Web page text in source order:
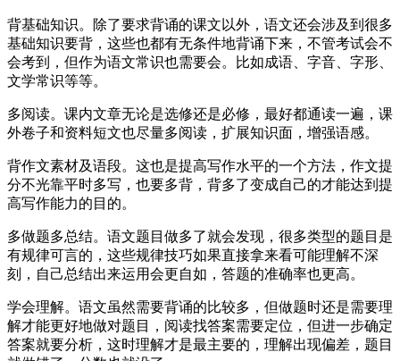
背基础知识。除了要求背诵的课文以外，语文还会涉及到很多
基础知识要背，这些也都有无条件地背诵下来，不管考试会不
会考到，但作为语文常识也需要会。比如成语、字音、字形、
文学常识等等。
多阅读。课内文章无论是选修还是必修，最好都通读一遍，课
外卷子和资料短文也尽量多阅读，扩展知识面，增强语感。
背作文素材及语段。这也是提高写作水平的一个方法，作文提
分不光靠平时多写，也要多背，背多了变成自己的才能达到提
高写作能力的目的。
多做题多总结。语文题目做多了就会发现，很多类型的题目是
有规律可言的，这些规律技巧如果直接拿来看可能理解不深
刻，自己总结出来运用会更自如，答题的准确率也更高。
学会理解。语文虽然需要背诵的比较多，但做题时还是需要理
解才能更好地做对题目，阅读找答案需要定位，但进一步确定
答案就要分析，这时理解才是最主要的，理解出现偏差，题目